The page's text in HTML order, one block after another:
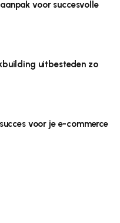
voor succesvolle
uitbesteden zo
voor je e-commerce